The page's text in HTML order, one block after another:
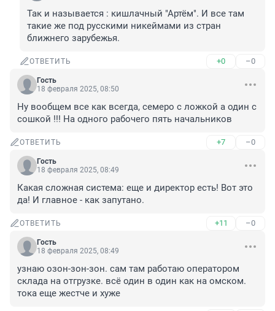
Так и называется : кишлачный "Артём". И все там
такие же под русскими никеймами из стран
ближнего зарубежья.
ОТВЕТИТЬ +0 –0
Гость
18 февраля 2025, 08:50
Ну вообщем все как всегда, семеро с ложкой а один с
сошкой !!! На одного рабочего пять начальников
ОТВЕТИТЬ +7 –0
Гость
18 февраля 2025, 08:49
Какая сложная система: еще и директор есть! Вот это
да! И главное - как запутано.
ОТВЕТИТЬ +11 –0
Гость
18 февраля 2025, 08:49
узнаю озон-зон-зон. сам там работаю оператором
склада на отгрузке. всё один в один как на омском.
тока еще жестче и хуже